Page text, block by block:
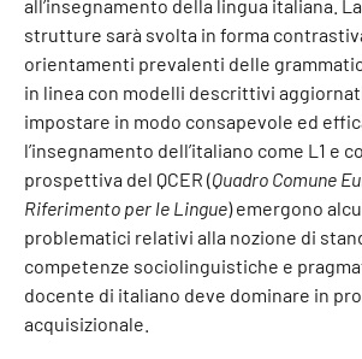
all’insegnamento della lingua italiana.
strutture sarà svolta in forma
orientamenti prevalenti delle
in linea con modelli descrittivi
impostare in modo consapevole ed
l’insegnamento dell’italiano come L1 e
prospettiva del QCER (Quadro Comune
Riferimento per le Lingue) emergono
problematici relativi alla nozione di
competenze sociolinguistiche e
docente di italiano deve dominare in
acquisizionale.